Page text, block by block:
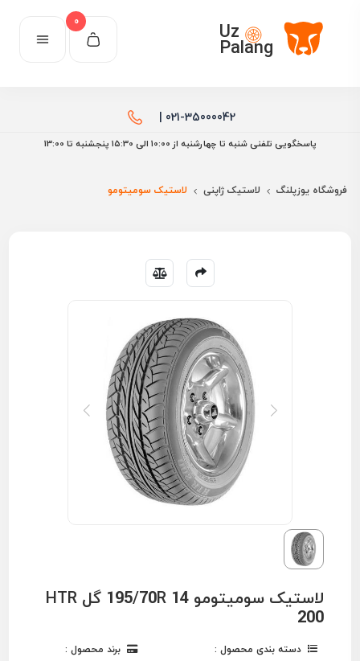
Uz
Palang
0
021-35000042 |
پاسخگویی تلفنی شنبه تا چهارشنبه از 10:00 الی ۱۵:30 پنجشنبه تا 13:00
فروشگاه یوزپلنگ لاستیک ژاپنی لاستیک سومیتومو
لاستیک سومیتومو 195/70R 14 گل HTR
200
دسته بندی محصول : برند محصول :